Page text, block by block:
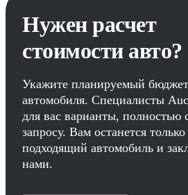
Нужен расчет
стоимости авто?
Укажите планируемый
автомобиля. Специалисты
для вас варианты, полностью
запросу. Вам останется
подходящий автомобиль и
нами.